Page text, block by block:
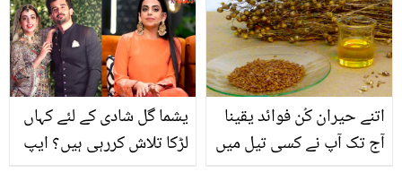
سے 2 لوگ اٹھانے آتے تھے!
عدنان سمیع نے 230 کلو
سے اپناوزن کیسے کم کیا؟
یشما گل شادی کے لئے کہاں
لڑکا تلاش کررہی ہیں؟ ایپ
اتنے حیران کُن فوائد یقینا
آج تک آپ نے کسی تیل میں